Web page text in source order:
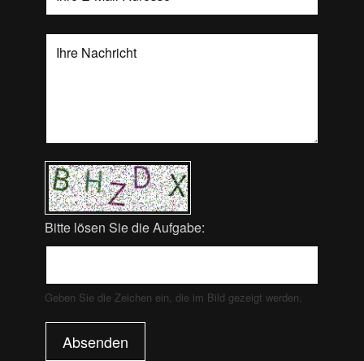
Bitte lösen Sie die Aufgabe:
Geben Sie die Zeichen ein, die im Bild gezeigt werden.
Absenden